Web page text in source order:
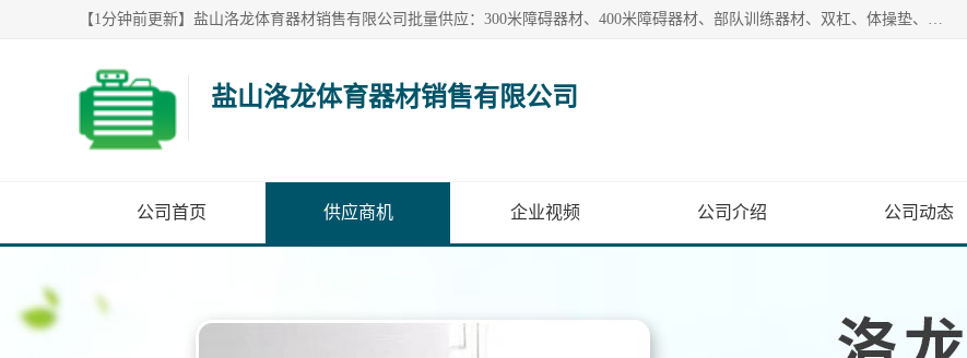
【1分钟前更新】盐山洛龙体育器材销售有限公司批量供应：300米障碍器材、400米障碍器材、部队训练器材、双杠、体操垫、舞蹈把杆等产品。盐山洛龙体育器材销售有限公司经过多年的发展，集研发，生产，销售，售后服务为一体. 奉行“质量，信誉，服务”的宗旨，以开拓创新的精神和真诚守信的态度积极进取。
盐山洛龙体育器材销售有限公司
公司首页 供应商机 企业视频 公司介绍 公司动态